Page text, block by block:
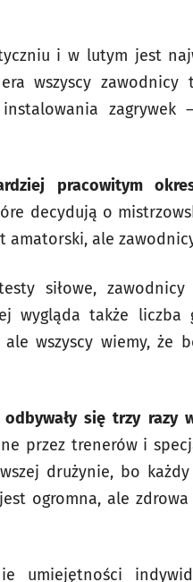
i w lutym jest
wszyscy
zagrywek
pracowitym
decydują o
amatorski, ale
siłowe,
wygląda także liczba
wszyscy wiemy, że
się trzy razy
przez trenerów i
drużynie, bo
ogromna, ale
umiejętności